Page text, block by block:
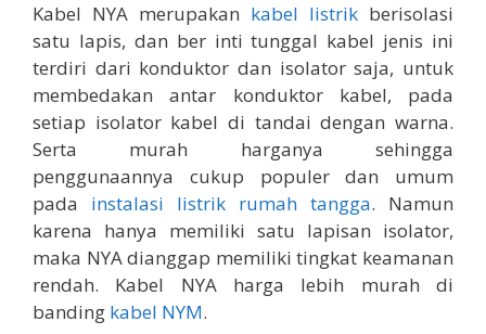
Kabel NYA merupakan kabel listrik berisolasi
satu lapis, dan ber inti tunggal kabel jenis ini
terdiri dari konduktor dan isolator saja, untuk
membedakan antar konduktor kabel, pada
setiap isolator kabel di tandai dengan warna.
Serta murah harganya sehingga
penggunaannya cukup populer dan umum
pada instalasi listrik rumah tangga. Namun
karena hanya memiliki satu lapisan isolator,
maka NYA dianggap memiliki tingkat keamanan
rendah. Kabel NYA harga lebih murah di
banding kabel NYM.